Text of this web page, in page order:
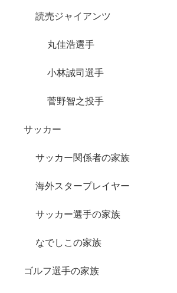
読売ジャイアンツ
丸佳浩選手
小林誠司選手
菅野智之投手
サッカー
サッカー関係者の家族
海外スタープレイヤー
サッカー選手の家族
なでしこの家族
ゴルフ選手の家族